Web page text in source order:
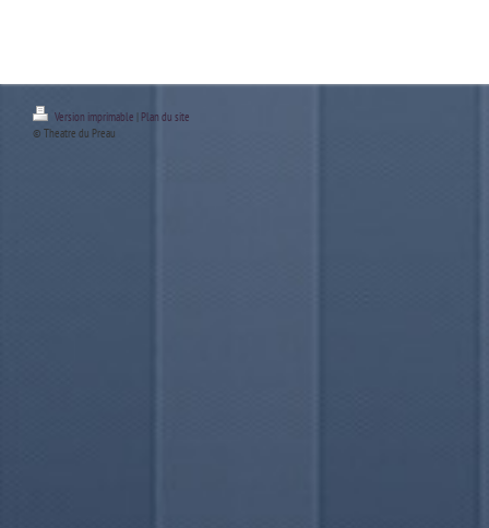
Version imprimable | Plan du site
© Theatre du Preau